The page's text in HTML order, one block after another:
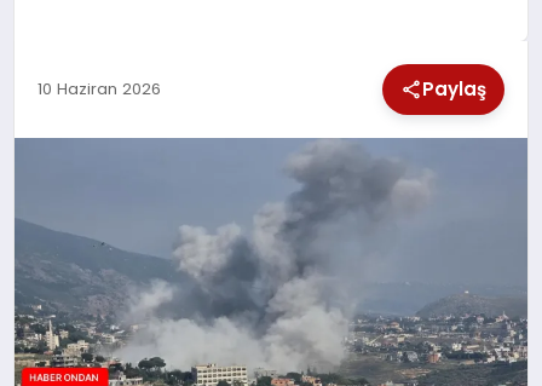
TEKNOLOJI
10 Haziran 2026 Paylaş